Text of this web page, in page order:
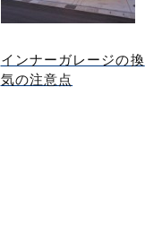
インナーガレージの換
気の注意点